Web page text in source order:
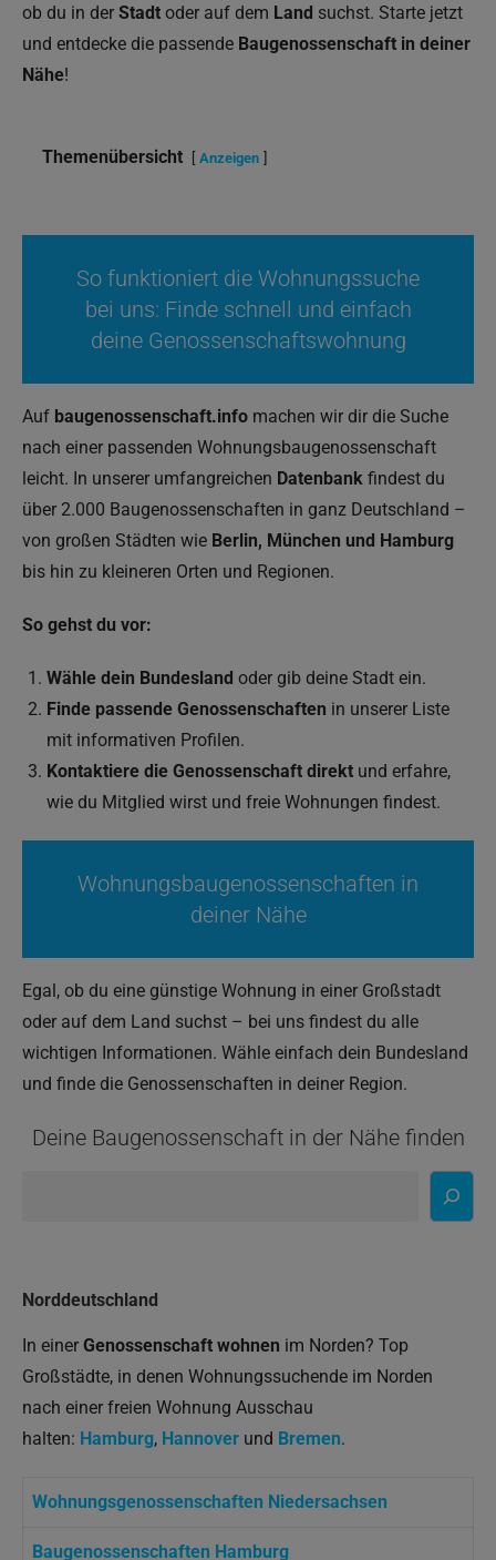
ob du in der Stadt oder auf dem Land suchst. Starte jetzt
und entdecke die passende Baugenossenschaft in deiner
Nähe!
Themenübersicht Anzeigen
So funktioniert die Wohnungssuche
bei uns: Finde schnell und einfach
deine Genossenschaftswohnung
Auf baugenossenschaft.info machen wir dir die Suche
nach einer passenden Wohnungsbaugenossenschaft
leicht. In unserer umfangreichen Datenbank findest du
über 2.000 Baugenossenschaften in ganz Deutschland –
von großen Städten wie Berlin, München und Hamburg
bis hin zu kleineren Orten und Regionen.
So gehst du vor:
Wähle dein Bundesland oder gib deine Stadt ein.
Finde passende Genossenschaften in unserer Liste
mit informativen Profilen.
Kontaktiere die Genossenschaft direkt und erfahre,
wie du Mitglied wirst und freie Wohnungen findest.
Wohnungsbaugenossenschaften in
deiner Nähe
Egal, ob du eine günstige Wohnung in einer Großstadt
oder auf dem Land suchst – bei uns findest du alle
wichtigen Informationen. Wähle einfach dein Bundesland
und finde die Genossenschaften in deiner Region.
Deine Baugenossenschaft in der Nähe finden
Norddeutschland
In einer Genossenschaft wohnen im Norden? Top
Großstädte, in denen Wohnungssuchende im Norden
nach einer freien Wohnung Ausschau
halten: Hamburg, Hannover und Bremen.
Wohnungsgenossenschaften Niedersachsen
Baugenossenschaften Hamburg